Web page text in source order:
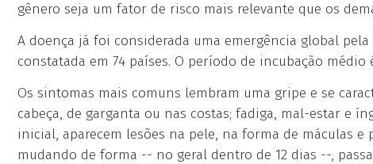
gênero seja um fator de risco mais relevante que os
A doença já foi considerada uma emergência global
constatada em 74 países. O período de incubação médio
Os sintomas mais comuns lembram uma gripe e se
cabeça, de garganta ou nas costas; fadiga, mal-estar e
inicial, aparecem lesões na pele, na forma de máculas
mudando de forma -- no geral dentro de 12 dias --,